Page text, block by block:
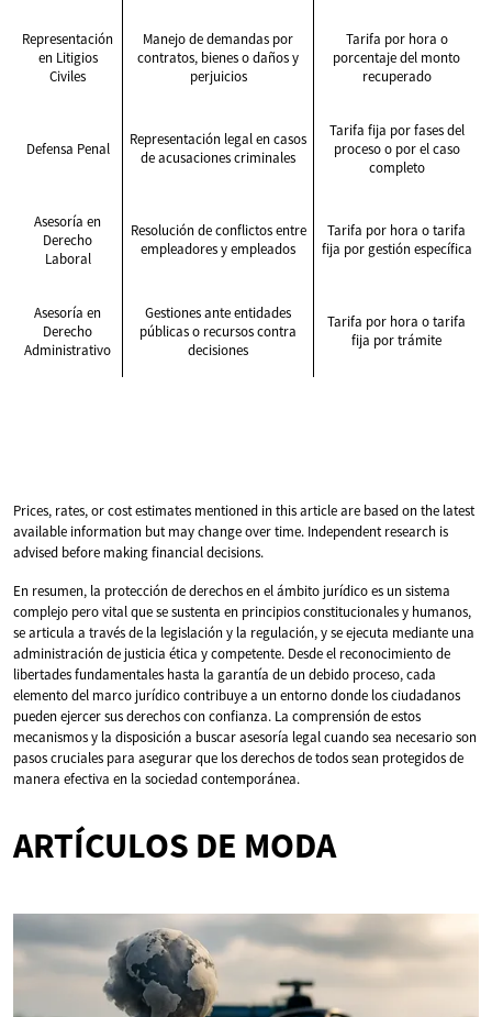
Representación
en Litigios
Civiles
Manejo de demandas por
contratos, bienes o daños y
perjuicios
Tarifa por hora o
porcentaje del monto
recuperado
Defensa Penal
Representación legal en casos
de acusaciones criminales
Tarifa fija por fases del
proceso o por el caso
completo
Asesoría en
Derecho
Laboral
Resolución de conflictos entre
empleadores y empleados
Tarifa por hora o tarifa
fija por gestión específica
Asesoría en
Derecho
Administrativo
Gestiones ante entidades
públicas o recursos contra
decisiones
Tarifa por hora o tarifa
fija por trámite
Prices, rates, or cost estimates mentioned in this article are based on the latest
available information but may change over time. Independent research is
advised before making financial decisions.
En resumen, la protección de derechos en el ámbito jurídico es un sistema
complejo pero vital que se sustenta en principios constitucionales y humanos,
se articula a través de la legislación y la regulación, y se ejecuta mediante una
administración de justicia ética y competente. Desde el reconocimiento de
libertades fundamentales hasta la garantía de un debido proceso, cada
elemento del marco jurídico contribuye a un entorno donde los ciudadanos
pueden ejercer sus derechos con confianza. La comprensión de estos
mecanismos y la disposición a buscar asesoría legal cuando sea necesario son
pasos cruciales para asegurar que los derechos de todos sean protegidos de
manera efectiva en la sociedad contemporánea.
ARTÍCULOS DE MODA